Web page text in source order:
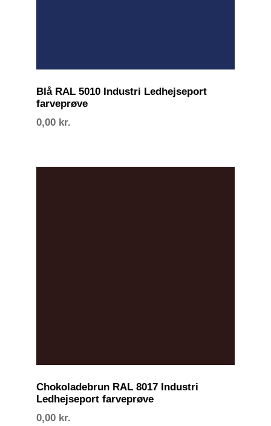
Blå RAL 5010 Industri Ledhejseport
farveprøve
0,00 kr.
Chokoladebrun RAL 8017 Industri
Ledhejseport farveprøve
0,00 kr.